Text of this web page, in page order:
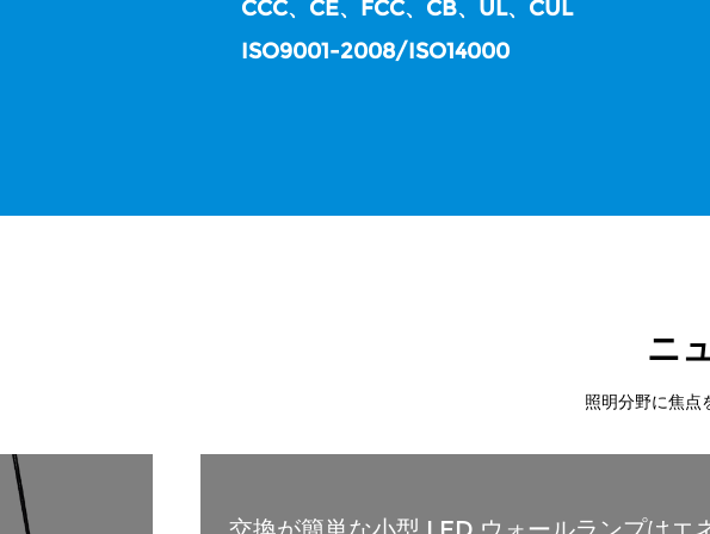
CCC、CE、FCC、CB、UL、CUL
ISO9001-2008/ISO14000
ニ
照明分野に焦点